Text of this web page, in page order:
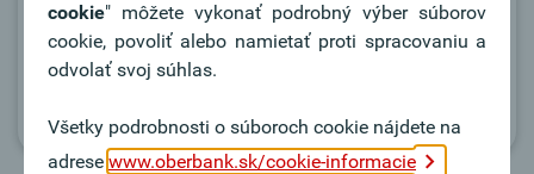
Komfortná a bezpečná autorizácia s Oberbank
Security App.
Security App
cookie" môžete vykonať podrobný výber súborov
cookie, povoliť alebo namietať proti spracovaniu a
odvolať svoj súhlas.
Všetky podrobnosti o súboroch cookie nájdete na
adrese www.oberbank.sk/cookie-informacie